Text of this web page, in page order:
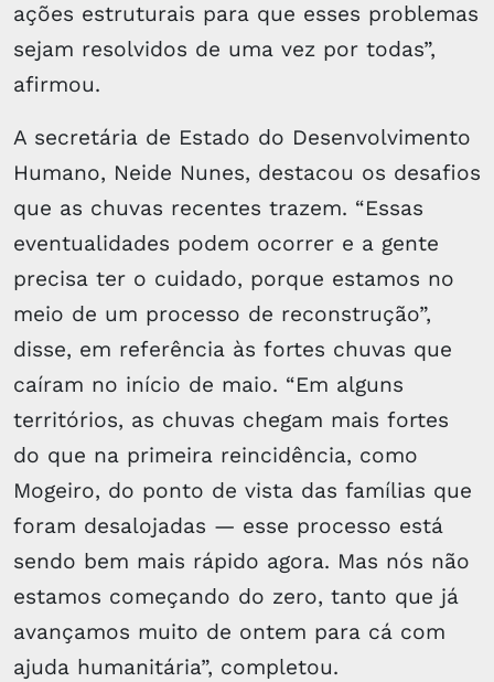
ações estruturais para que esses problemas
sejam resolvidos de uma vez por todas”,
afirmou.
A secretária de Estado do Desenvolvimento
Humano, Neide Nunes, destacou os desafios
que as chuvas recentes trazem. “Essas
eventualidades podem ocorrer e a gente
precisa ter o cuidado, porque estamos no
meio de um processo de reconstrução”,
disse, em referência às fortes chuvas que
caíram no início de maio. “Em alguns
territórios, as chuvas chegam mais fortes
do que na primeira reincidência, como
Mogeiro, do ponto de vista das famílias que
foram desalojadas — esse processo está
sendo bem mais rápido agora. Mas nós não
estamos começando do zero, tanto que já
avançamos muito de ontem para cá com
ajuda humanitária”, completou.